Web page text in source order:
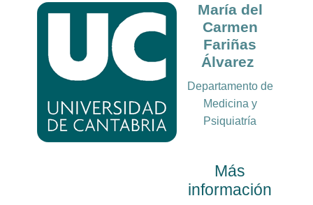
María del
Carmen
Fariñas
Álvarez
Departamento de
Medicina y
Psiquiatría
Más
información